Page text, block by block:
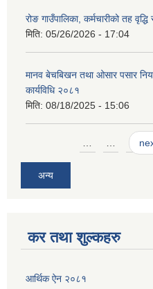
रोङ गाउँपालिका, कर्मचारीको तह
मिति: 05/26/2026 - 17:04
मानव बेचबिखन तथा ओसार पसार
कार्यविधि २०८१
मिति: 08/18/2025 - 15:06
… …
अन्य
कर तथा शुल्कहरु
आर्थिक ऐन २०८१